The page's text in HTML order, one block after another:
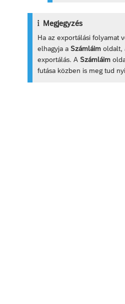
Megjegyzés
Ha az exportálási folyamat
elhagyja aSzámláim oldalt,
exportálás. ASzámláim
futása közben is meg tud